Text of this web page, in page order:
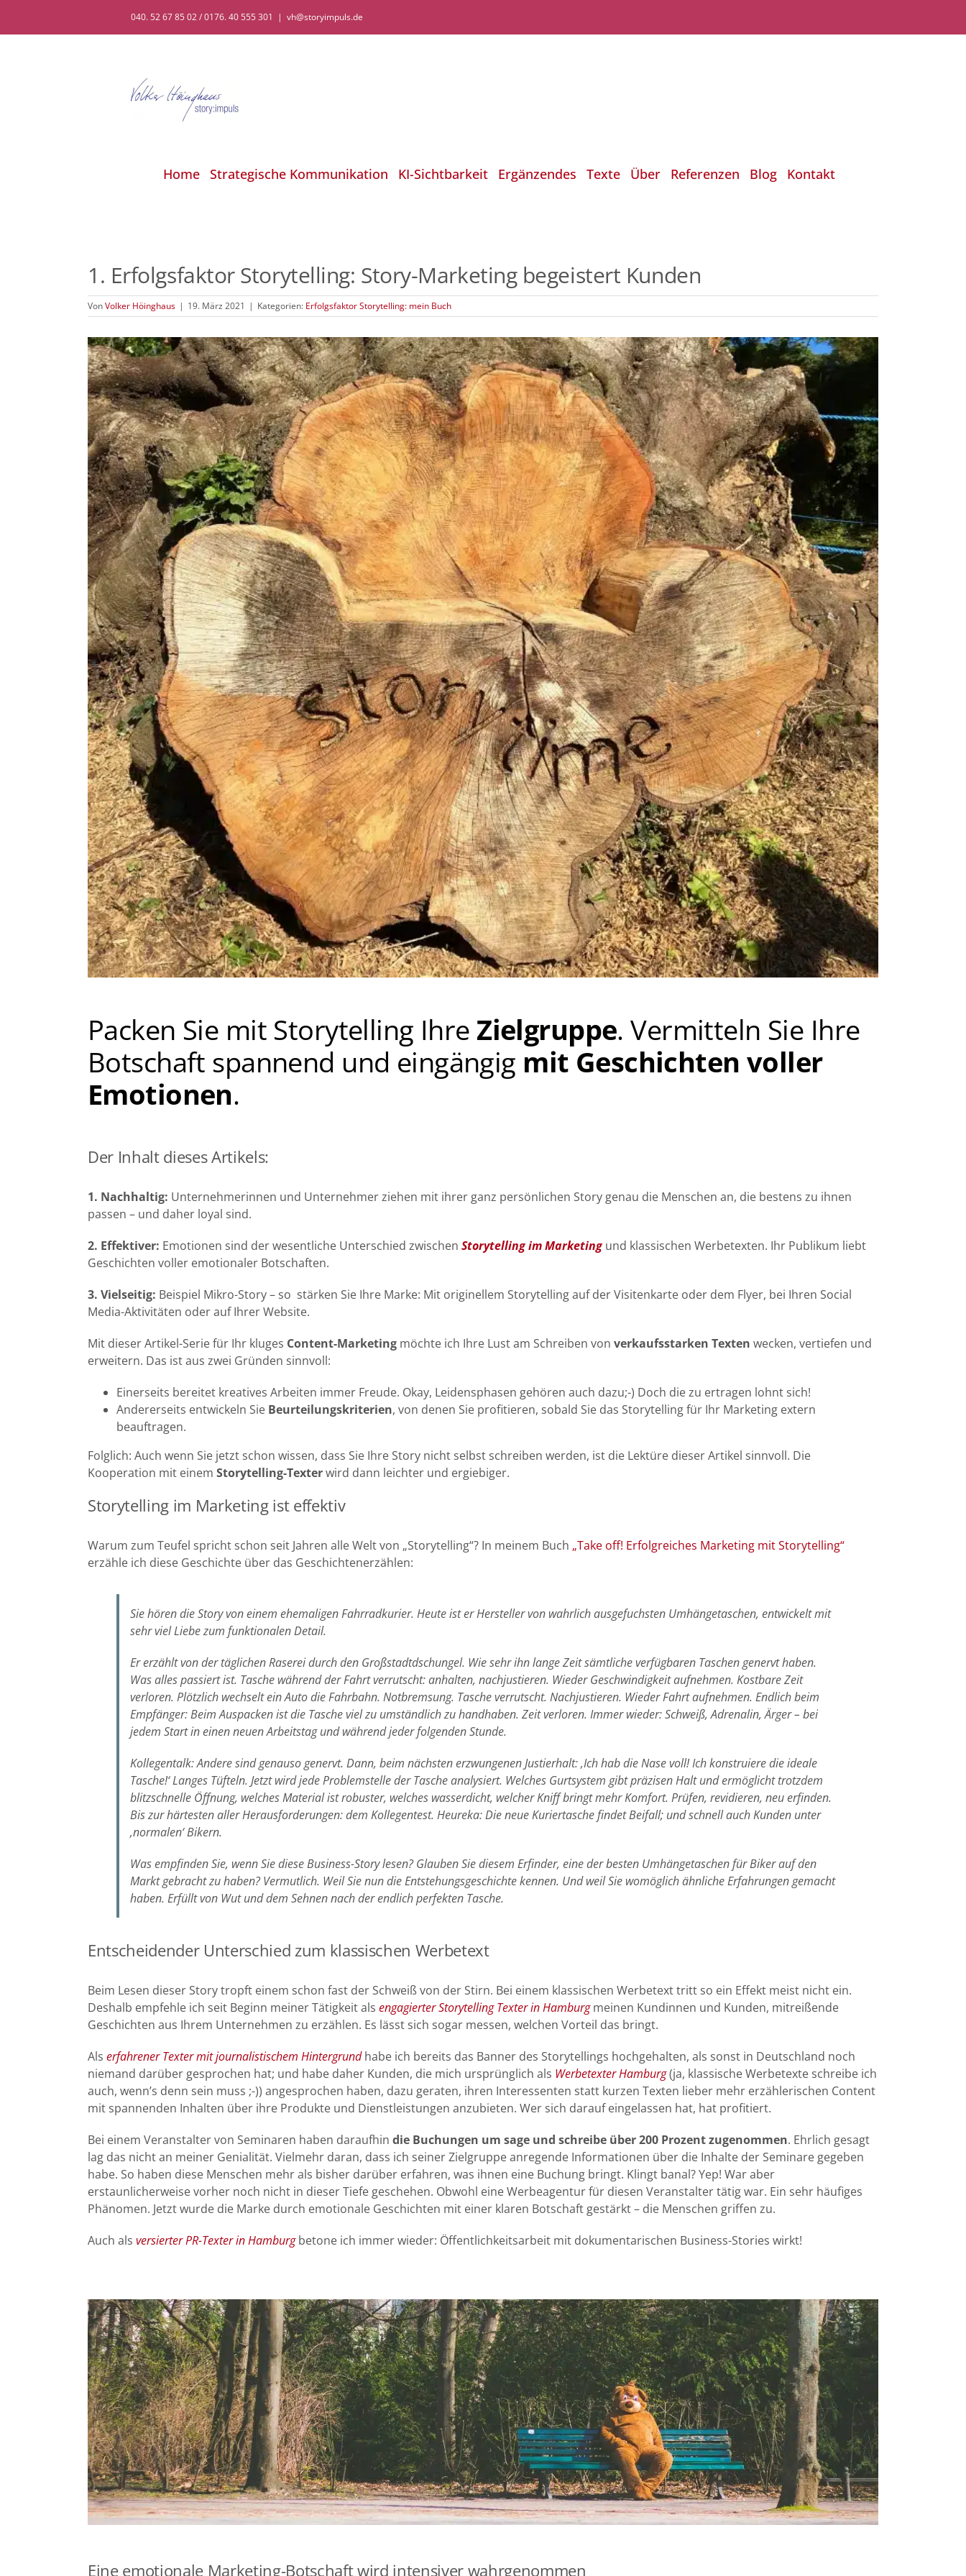
040. 52 67 85 02 / 0176. 40 555 301 | vh@storyimpuls.de
Home Strategische Kommunikation KI-Sichtbarkeit Ergänzendes Texte Über Referenzen Blog Kontakt
1. Erfolgsfaktor Storytelling: Story-Marketing begeistert Kunden
VonVolker Höinghaus | 19. März 2021 | Kategorien: Erfolgsfaktor Storytelling: mein Buch
Packen Sie mit Storytelling IhreZielgruppe. Vermitteln Sie Ihre
Botschaft spannend und eingängig mit Geschichten voller
Emotionen.
Der Inhalt dieses Artikels:
1. Nachhaltig: Unternehmerinnen und Unternehmer ziehen mit ihrer ganz persönlichen Story genau die Menschen an, die bestens zu ihnen
passen – und daher loyal sind.
2. Effektiver: Emotionen sind der wesentliche Unterschied zwischen Storytelling im Marketingund klassischen Werbetexten. Ihr Publikum liebt
Geschichten voller emotionaler Botschaften.
3. Vielseitig: Beispiel Mikro-Story – so stärken Sie Ihre Marke: Mit originellem Storytelling auf der Visitenkarte oder dem Flyer, bei Ihren Social
Media-Aktivitäten oder auf Ihrer Website.
Mit dieser Artikel-Serie für Ihr kluges Content-Marketingmöchte ich Ihre Lust am Schreiben von verkaufsstarken Texten wecken, vertiefen und
erweitern. Das ist aus zwei Gründen sinnvoll:
Einerseits bereitet kreatives Arbeiten immer Freude. Okay, Leidensphasen gehören auch dazu;-) Doch die zu ertragen lohnt sich!
Andererseits entwickeln Sie Beurteilungskriterien, von denen Sie profitieren, sobald Sie das Storytelling für Ihr Marketing extern
beauftragen.
Folglich: Auch wenn Sie jetzt schon wissen, dass Sie Ihre Story nicht selbst schreiben werden, ist die Lektüre dieser Artikel sinnvoll. Die
Kooperation mit einem Storytelling-Texterwird dann leichter und ergiebiger.
Storytelling im Marketing ist effektiv
Warum zum Teufel spricht schon seit Jahren alle Welt von „Storytelling“? In meinem Buch „Take off! Erfolgreiches Marketing mit Storytelling“
erzähle ich diese Geschichte über das Geschichtenerzählen:
Sie hören die Story von einem ehemaligen Fahrradkurier. Heute ist er Hersteller von wahrlich ausgefuchsten Umhängetaschen, entwickelt mit
sehr viel Liebe zum funktionalen Detail.
Er erzählt von der täglichen Raserei durch den Großstadtdschungel. Wie sehr ihn lange Zeit sämtliche verfügbaren Taschen genervt haben.
Was alles passiert ist. Tasche während der Fahrt verrutscht: anhalten, nachjustieren. Wieder Geschwindigkeit aufnehmen. Kostbare Zeit
verloren. Plötzlich wechselt ein Auto die Fahrbahn. Notbremsung. Tasche verrutscht. Nachjustieren. Wieder Fahrt aufnehmen. Endlich beim
Empfänger: Beim Auspacken ist die Tasche viel zu umständlich zu handhaben. Zeit verloren. Immer wieder: Schweiß, Adrenalin, Ärger – bei
jedem Start in einen neuen Arbeitstag und während jeder folgenden Stunde.
Kollegentalk: Andere sind genauso genervt. Dann, beim nächsten erzwungenen Justierhalt: ‚Ich hab die Nase voll! Ich konstruiere die ideale
Tasche!‘ Langes Tüfteln. Jetzt wird jede Problemstelle der Tasche analysiert. Welches Gurtsystem gibt präzisen Halt und ermöglicht trotzdem
blitzschnelle Öffnung, welches Material ist robuster, welches wasserdicht, welcher Kniff bringt mehr Komfort. Prüfen, revidieren, neu erfinden.
Bis zur härtesten aller Herausforderungen: dem Kollegentest. Heureka: Die neue Kuriertasche findet Beifall; und schnell auch Kunden unter
‚normalen‘ Bikern.
Was empfinden Sie, wenn Sie diese Business-Story lesen? Glauben Sie diesem Erfinder, eine der besten Umhängetaschen für Biker auf den
Markt gebracht zu haben? Vermutlich. Weil Sie nun die Entstehungsgeschichte kennen. Und weil Sie womöglich ähnliche Erfahrungen gemacht
haben. Erfüllt von Wut und dem Sehnen nach der endlich perfekten Tasche.
Entscheidender Unterschied zum klassischen Werbetext
Beim Lesen dieser Story tropft einem schon fast der Schweiß von der Stirn. Bei einem klassischen Werbetext tritt so ein Effekt meist nicht ein.
Deshalb empfehle ich seit Beginn meiner Tätigkeit als engagierter Storytelling Texter in Hamburgmeinen Kundinnen und Kunden, mitreißende
Geschichten aus Ihrem Unternehmen zu erzählen. Es lässt sich sogar messen, welchen Vorteil das bringt.
Als erfahrener Texter mit journalistischem Hintergrundhabe ich bereits das Banner des Storytellings hochgehalten, als sonst in Deutschland noch
niemand darüber gesprochen hat; und habe daher Kunden, die mich ursprünglich als Werbetexter Hamburg(ja, klassische Werbetexte schreibe ich
auch, wenn’s denn sein muss ;-)) angesprochen haben, dazu geraten, ihren Interessenten statt kurzen Texten lieber mehr erzählerischen Content
mit spannenden Inhalten über ihre Produkte und Dienstleistungen anzubieten. Wer sich darauf eingelassen hat, hat profitiert.
Bei einem Veranstalter von Seminaren haben daraufhin die Buchungen um sage und schreibe über 200 Prozent zugenommen. Ehrlich gesagt
lag das nicht an meiner Genialität. Vielmehr daran, dass ich seiner Zielgruppe anregende Informationen über die Inhalte der Seminare gegeben
habe. So haben diese Menschen mehr als bisher darüber erfahren, was ihnen eine Buchung bringt. Klingt banal? Yep! War aber
erstaunlicherweise vorher noch nicht in dieser Tiefe geschehen. Obwohl eine Werbeagentur für diesen Veranstalter tätig war. Ein sehr häufiges
Phänomen. Jetzt wurde die Marke durch emotionale Geschichten mit einer klaren Botschaft gestärkt – die Menschen griffen zu.
Auch als versierter PR-Texter in Hamburgbetone ich immer wieder: Öffentlichkeitsarbeit mit dokumentarischen Business-Stories wirkt!
Eine emotionale Marketing-Botschaft wird intensiver wahrgenommen